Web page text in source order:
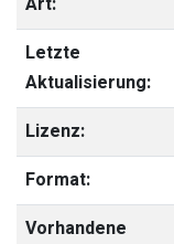
Letzte
Aktualisierung:
Lizenz:
Format:
Vorhandene